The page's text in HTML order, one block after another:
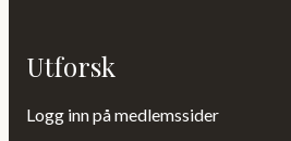
Utforsk
Logg inn på medlemssider